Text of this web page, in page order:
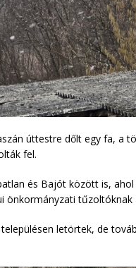
úttestre dőlt egy fa, a
fel.
és Bajót között is,
önkormányzati tűzoltóknak
letörtek, de